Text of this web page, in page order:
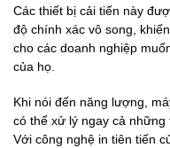
Các thiết bị cải tiến này
độ chính xác vô song,
cho các doanh nghiệp
của họ.
Khi nói đến năng lượng,
có thể xử lý ngay cả những
Với công nghệ in tiên tiến